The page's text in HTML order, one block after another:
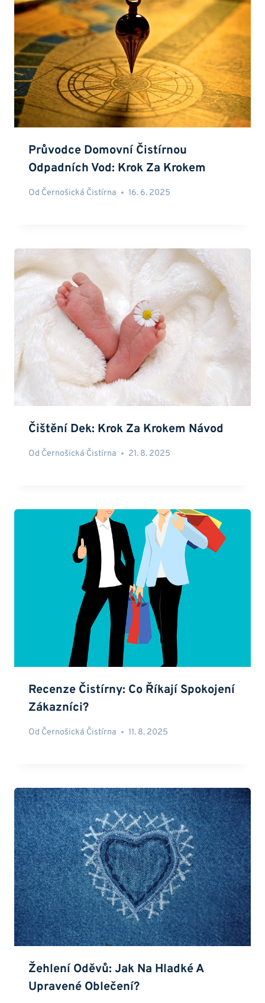
Průvodce Domovní Čistírnou
Odpadních Vod: Krok Za Krokem
Od Černošická Čistírna 16. 6. 2025
Čištění Dek: Krok Za Krokem Návod
Od Černošická Čistírna 21. 8. 2025
Recenze Čistírny: Co Říkají Spokojení
Zákazníci?
Od Černošická Čistírna 11. 8. 2025
Žehlení Oděvů: Jak Na Hladké A
Upravené Oblečení?